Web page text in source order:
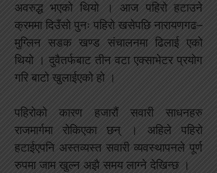
अवरुद्ध भएको थियो । आज पहिरो हटाउने
क्रममा दिउँसो पुनः पहिरो खसेपछि नारायणगढ–
मुग्लिन सडक खण्ड संचालनमा ढिलाई एको
थियो । दुवैतर्फबाट तीन वटा एक्साभेटर प्रयोग
गरि बाटो खुलाईएको हो ।
पहिरोको कारण हजारौं सवारी साधनहरु
राजमार्गमा रोकिएका छन् । अहिले पहिरो
हटाईएपनि अस्तव्यस्त सवारी व्यवस्थापनले पूर्ण
रुपमा जाम खुल्न अझै समय लाग्ने देखिन्छ ।